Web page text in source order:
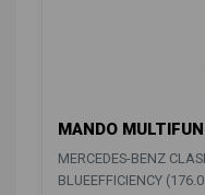
MANDO
MERCEDES-BENZ
BLUEEFFICIENCY